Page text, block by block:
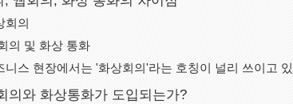
회의
의 및 화상 통화
니스 현장에서는 '화상회의'라는 호칭이 널리 쓰이고
의와 화상통화가 도입되는가?